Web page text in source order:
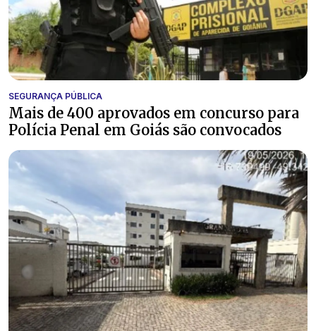
SEGURANÇA PÚBLICA
Mais de 400 aprovados em concurso para
Polícia Penal em Goiás são convocados